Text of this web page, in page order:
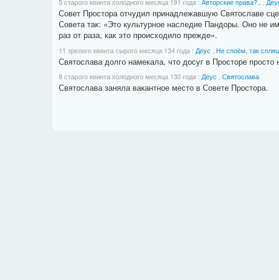
5 старого квинта холодного месяца 191 года : Авторские права?.. ,
Совет Простора отчудил принадлежавшую Святославе
Совета так: «Это культурное наследие Пандоры. Оно не
раз от раза, как это происходило прежде».
11 зрелого квинта сырого месяца 134 года : Деус Не споём, так
Святослава долго намекала, что досуг в Просторе
8 старого квинта холодного месяца 130 года : Деус , Святослава
Святослава заняла вакантное место в Совете Простора.